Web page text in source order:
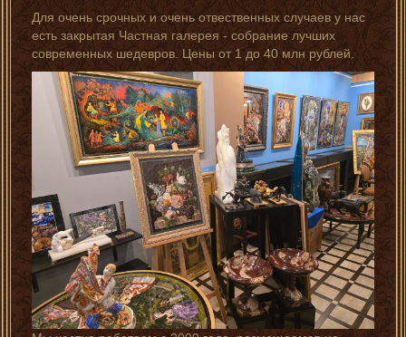
Для очень срочных и очень отвественных случаев у нас
есть закрытая Частная галерея - собрание лучших
современных шедевров. Цены от 1 до 40 млн рублей.